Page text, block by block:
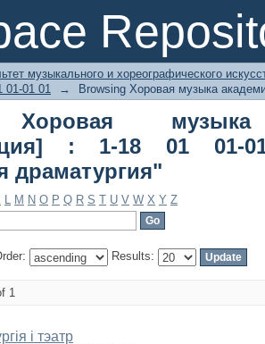
музыка
драматургия"
музыкального и хореографического
01-01 01
→ Browsing Хоровая музыка
музыка
: 1-18 01
драматургия"
L M N O P Q R S T U V W X Y Z
Results:
1
і тэатр